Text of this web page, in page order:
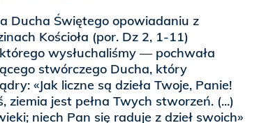
Ducha Świętego opowiadaniu z
Kościoła (por. Dz 2, 1-11)
wysłuchaliśmy — pochwała
stwórczego Ducha, który
«Jak liczne są dzieła Twoje, Panie!
ziemia jest pełna Twych stworzeń. (...)
niech Pan się raduje z dzieł swoich»